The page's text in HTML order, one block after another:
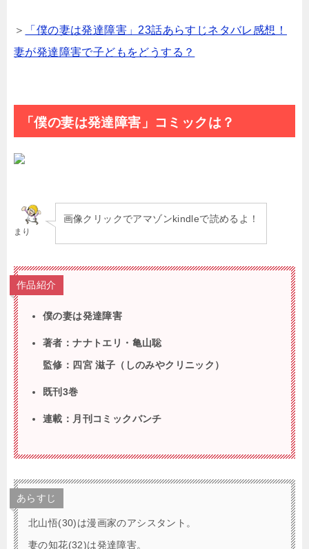
＞
「僕の妻は発達障害」23話あらすじネタバレ感想！
妻が発達障害で子どもをどうする？
「僕の妻は発達障害」コミックは？
まり
画像クリックでアマゾンkindleで読めるよ！
作品紹介
僕の妻は発達障害
著者：ナナトエリ・亀山聡
監修：四宮 滋子（しのみやクリニック）
既刊3巻
連載：月刊コミックバンチ
あらすじ
北山悟(30)は漫画家のアシスタント。
妻の知花(32)は発達障害。